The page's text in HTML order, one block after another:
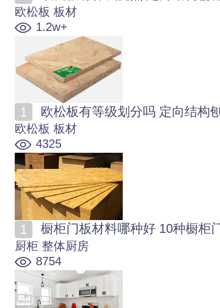
欧松板 板材
1.2w+
欧松板有等级划分吗 定向结构
欧松板 板材
4325
橱柜门板材料哪种好 10种橱柜
厨柜 整体厨房
8754